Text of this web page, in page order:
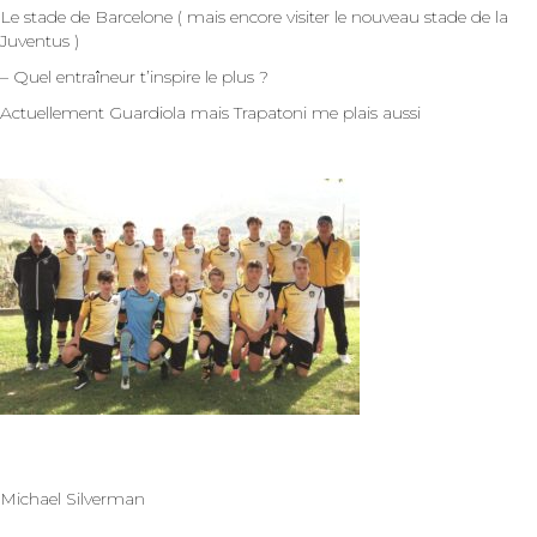
Le stade de Barcelone ( mais encore visiter le nouveau stade de la
Juventus )
– Quel entraîneur t’inspire le plus ?
Actuellement Guardiola mais Trapatoni me plais aussi
Michael Silverman